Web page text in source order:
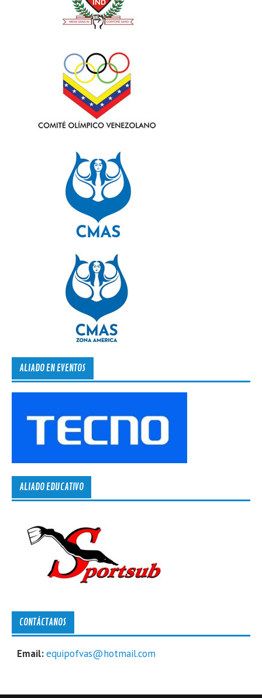
ALIADO EN EVENTOS
ALIADO EDUCATIVO
CONTÁCTANOS
Email:equipofvas@hotmail.com